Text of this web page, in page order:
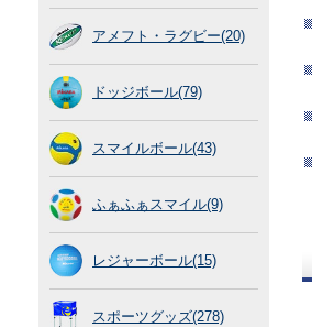
アメフト・ラグビー(20)
ドッジボール(79)
スマイルボール(43)
ふぁふぁスマイル(9)
レジャーボール(15)
スポーツグッズ(278)